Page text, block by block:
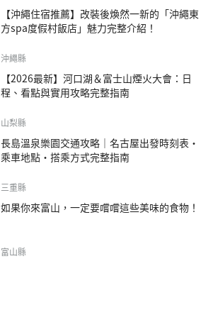
【沖繩住宿推薦】改裝後煥然一新的「沖繩東
方spa度假村飯店」魅力完整介紹！
沖繩縣
【2026最新】河口湖＆富士山煙火大會：日
程、看點與實用攻略完整指南
山梨縣
長島溫泉樂園交通攻略｜名古屋出發時刻表・
乘車地點・搭乘方式完整指南
三重縣
如果你來富山，一定要嚐嚐這些美味的食物！
富山縣